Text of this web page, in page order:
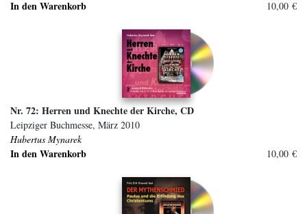
In den Warenkorb 10,00 €
Nr. 72: Herren und Knechte der Kirche, CD
Leipziger Buchmesse, März 2010
Hubertus Mynarek
In den Warenkorb 10,00 €